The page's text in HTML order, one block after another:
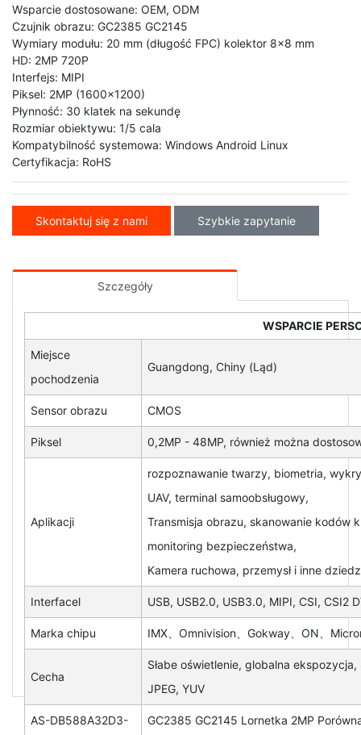
Wsparcie dostosowane: OEM, ODM
Czujnik obrazu: GC2385 GC2145
Wymiary modułu: 20 mm (długość FPC) kolektor 8x8 mm
HD: 2MP 720P
Interfejs: MIPI
Piksel: 2MP (1600x1200)
Płynność: 30 klatek na sekundę
Rozmiar obiektywu: 1/5 cala
Kompatybilność systemowa: Windows Android Linux
Certyfikacja: RoHS
Skontaktuj się z nami Szybkie zapytanie
Szczegóły
WSPARCIE
Miejsce
pochodzenia
Guangdong, Chiny (Ląd)
Sensor obrazu CMOS
Piksel 0,2MP - 48MP, również można
Aplikacji
rozpoznawanie twarzy, biometria,
UAV, terminal samoobsługowy,
Transmisja obrazu, skanowanie kodów
monitoring bezpieczeństwa,
Kamera ruchowa, przemysł i inne
Interfacel USB, USB2.0, USB3.0, MIPI, CSI, CSI2
Marka chipu IMX、Omnivision、Gokway、ON、
Cecha
Słabe oświetlenie, globalna
JPEG, YUV
AS-DB588A32D3-
GC2385 GC2145 Lornetka 2MP